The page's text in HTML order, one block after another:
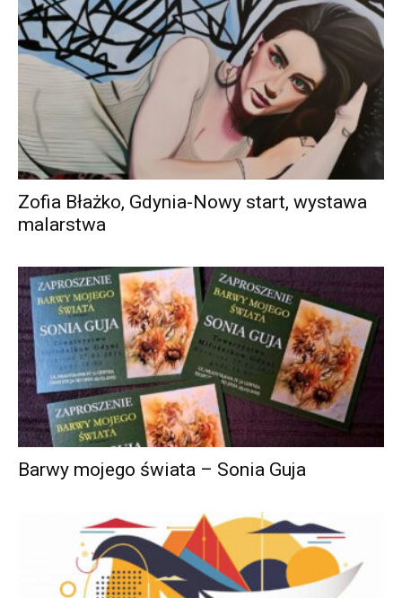
Zofia Błażko, Gdynia-Nowy start, wystawa
malarstwa
Barwy mojego świata – Sonia Guja